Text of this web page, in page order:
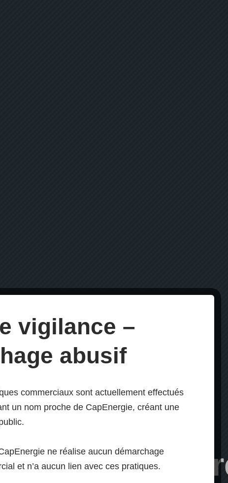
des
vigilance –
abusif
commerciaux sont actuellement effectués
un nom proche de CapEnergie, créant une
ne réalise aucun démarchage
et n’a aucun lien avec ces pratiques.